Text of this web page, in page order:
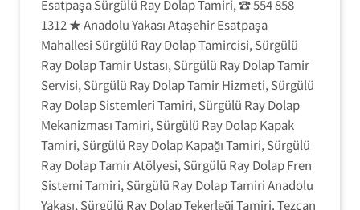
Esatpaşa Sürgülü Ray Dolap Tamiri, ☎️ 554 858
1312 ★ Anadolu Yakası Ataşehir Esatpaşa
Mahallesi Sürgülü Ray Dolap Tamircisi, Sürgülü
Ray Dolap Tamir Ustası, Sürgülü Ray Dolap Tamir
Servisi, Sürgülü Ray Dolap Tamir Hizmeti, Sürgülü
Ray Dolap Sistemleri Tamiri, Sürgülü Ray Dolap
Mekanizması Tamiri, Sürgülü Ray Dolap Kapak
Tamiri, Sürgülü Ray Dolap Kapağı Tamiri, Sürgülü
Ray Dolap Tamir Atölyesi, Sürgülü Ray Dolap Fren
Sistemi Tamiri, Sürgülü Ray Dolap Tamiri Anadolu
Yakası, Sürgülü Ray Dolap Tekerleği Tamiri. Tezcan